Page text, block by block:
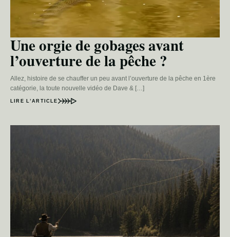
Une orgie de gobages avant
l’ouverture de la pêche ?
Allez, histoire de se chauffer un peu avant l’ouverture de la pêche en 1ère
catégorie, la toute nouvelle vidéo de Dave & […]
LIRE L’ARTICLE